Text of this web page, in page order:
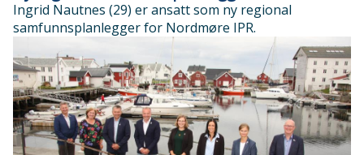
Ingrid Nautnes (29) er ansatt som ny regional
samfunnsplanlegger for Nordmøre IPR.